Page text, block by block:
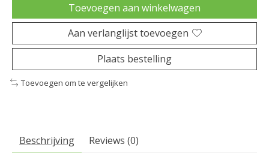
Toevoegen aan winkelwagen
Aan verlanglijst toevoegen
Plaats bestelling
Toevoegen om te vergelijken
Beschrijving Reviews (0)